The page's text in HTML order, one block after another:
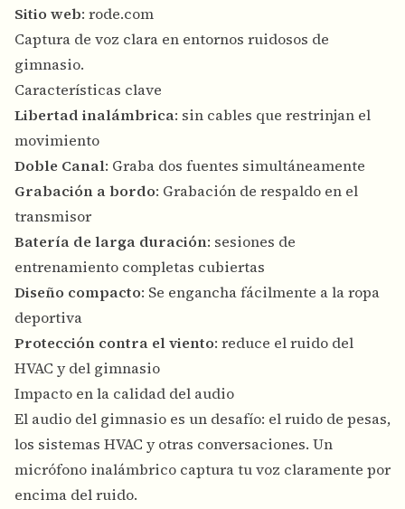
Sitio web: rode.com
Captura de voz clara en entornos ruidosos de
gimnasio.
Características clave
Libertad inalámbrica: sin cables que restrinjan el
movimiento
Doble Canal: Graba dos fuentes simultáneamente
Grabación a bordo: Grabación de respaldo en el
transmisor
Batería de larga duración: sesiones de
entrenamiento completas cubiertas
Diseño compacto: Se engancha fácilmente a la ropa
deportiva
Protección contra el viento: reduce el ruido del
HVAC y del gimnasio
Impacto en la calidad del audio
El audio del gimnasio es un desafío: el ruido de pesas,
los sistemas HVAC y otras conversaciones. Un
micrófono inalámbrico captura tu voz claramente por
encima del ruido.